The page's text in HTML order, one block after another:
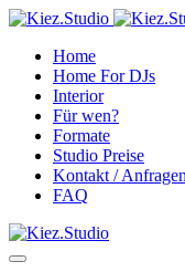
Home
Home For DJs
Interior
Für wen?
Formate
Studio Preise
Kontakt / Anfragen
FAQ